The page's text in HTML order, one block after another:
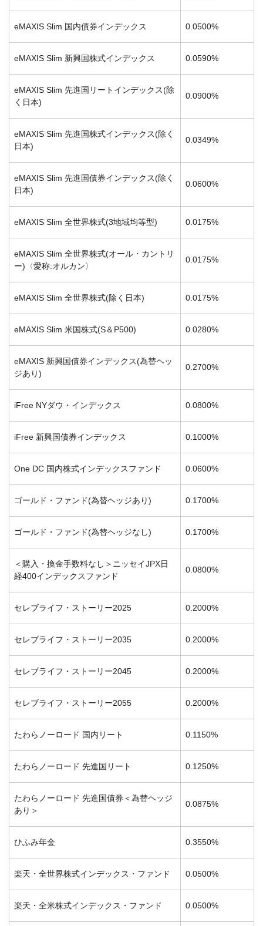
eMAXIS Slim 国内債券インデックス 0.0500%
eMAXIS Slim 新興国株式インデックス 0.0590%
eMAXIS Slim 先進国リートインデックス(除
く日本)
0.0900%
eMAXIS Slim 先進国株式インデックス(除く
日本)
0.0349%
eMAXIS Slim 先進国債券インデックス(除く
日本)
0.0600%
eMAXIS Slim 全世界株式(3地域均等型) 0.0175%
eMAXIS Slim 全世界株式(オール・カントリ
ー)〈愛称:オルカン〉
0.0175%
eMAXIS Slim 全世界株式(除く日本) 0.0175%
eMAXIS Slim 米国株式(S＆P500) 0.0280%
eMAXIS 新興国債券インデックス(為替ヘッ
ジあり)
0.2700%
iFree NYダウ・インデックス 0.0800%
iFree 新興国債券インデックス 0.1000%
One DC 国内株式インデックスファンド 0.0600%
ゴールド・ファンド(為替ヘッジあり) 0.1700%
ゴールド・ファンド(為替ヘッジなし) 0.1700%
＜購入・換金手数料なし＞ニッセイJPX日
経400インデックスファンド
0.0800%
セレブライフ・ストーリー2025 0.2000%
セレブライフ・ストーリー2035 0.2000%
セレブライフ・ストーリー2045 0.2000%
セレブライフ・ストーリー2055 0.2000%
たわらノーロード 国内リート 0.1150%
たわらノーロード 先進国リート 0.1250%
たわらノーロード 先進国債券＜為替ヘッジ
あり＞
0.0875%
ひふみ年金 0.3550%
楽天・全世界株式インデックス・ファンド 0.0500%
楽天・全米株式インデックス・ファンド 0.0500%